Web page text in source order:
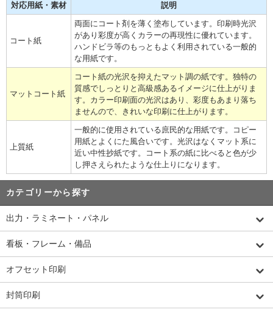
対応用紙・素材 説明
コート紙
両面にコート剤を薄く塗布しています。印刷時光沢
があり彩度が高くカラーの再現性に優れています。
ハンドビラ等のもっともよく利用されている一般的
な用紙です。
マットコート紙
コート紙の光沢を抑えたマット調の紙です。独特の
質感でしっとりと高級感あるイメージに仕上がりま
す。カラー印刷面の光沢はあり、彩度もあまり落ち
ませんので、きれいな印刷に仕上がります。
上質紙
一般的に使用されている庶民的な用紙です。コピー
用紙とよくにた風合いです。光沢はなくマット系に
近い中性抄紙です。コート系の紙に比べると色が少
し押さえられたような仕上りになります。
カテゴリーから探す
出力・ラミネート・パネル
看板・フレーム・備品
オフセット印刷
封筒印刷